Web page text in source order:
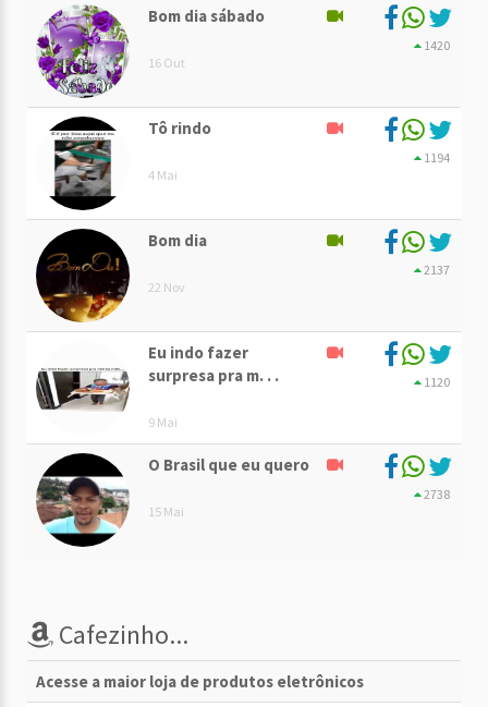
Bom dia sábado
16 Out
1420
Tô rindo
4 Mai
1194
Bom dia
22 Nov
2137
Eu indo fazer
surpresa pra m. . .
9 Mai
1120
O Brasil que eu quero
15 Mai
2738
Cafezinho...
Acesse a maior loja de produtos eletrônicos